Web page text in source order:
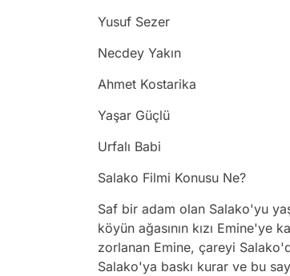
Yusuf Sezer
Necdey Yakın
Ahmet Kostarika
Yaşar Güçlü
Urfalı Babi
Salako Filmi Konusu Ne?
Saf bir adam olan Salako'yu
köyün ağasının kızı Emine'ye
zorlanan Emine, çareyi
Salako'ya baskı kurar ve bu